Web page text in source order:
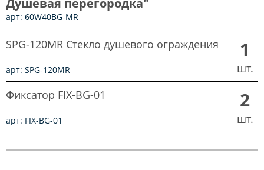
Душевая перегородка"
арт: 60W40BG-MR
SPG-120MR Стекло душевого ограждения
арт: SPG-120MR
1
шт.
Фиксатор FIX-BG-01
арт: FIX-BG-01
2
шт.